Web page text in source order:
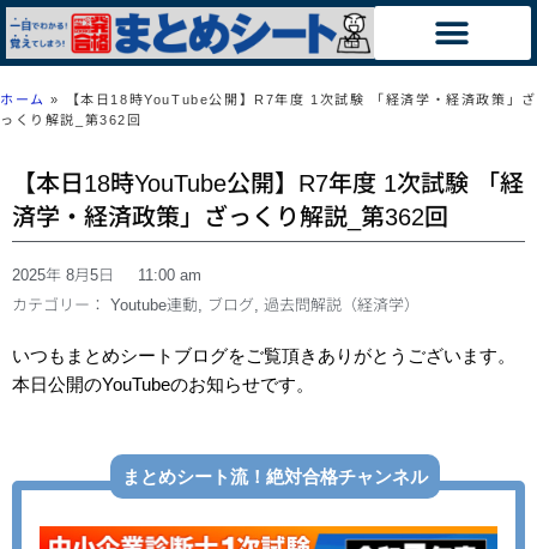
ホーム »
【本日18時YouTube公開】R7年度 1次試験 「経済学・経済政策」ざ
っくり解説_第362回
【本日18時YouTube公開】R7年度 1次試験 「経
済学・経済政策」ざっくり解説_第362回
2025年 8月5日
11:00 am
カテゴリー： Youtube連動, ブログ, 過去問解説（経済学）
いつもまとめシートブログをご覧頂きありがとうございます。
本日公開のYouTubeのお知らせです。
まとめシート流！絶対合格チャンネル